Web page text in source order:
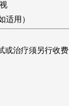
适用）
或治疗须另行收费